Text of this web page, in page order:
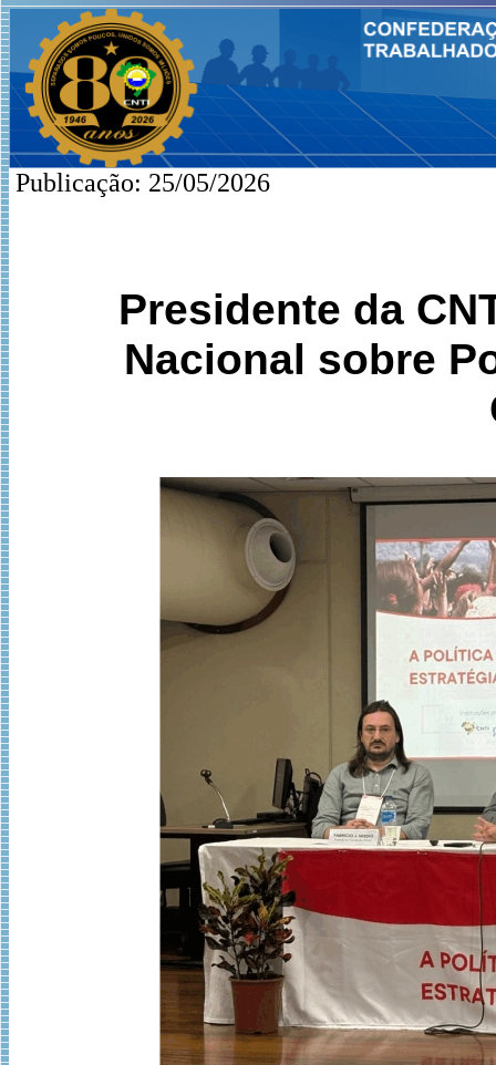
Publicação: 25/05/2026
Presidente da
Nacional sobre